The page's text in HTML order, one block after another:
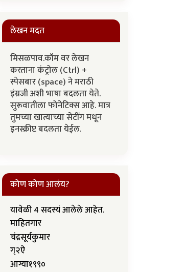
लेखन मदत
मिसळपाव.कॉम वर लेखन
करताना कंट्रोल (Ctrl) +
स्पेसबार (space) ने मराठी
इंग्रजी अशी भाषा बदलता येते.
सुरूवातीला फोनेटिक्स आहे. मात्र
तुमच्या खात्याच्या सेटींग मधून
इनस्क्रीप्ट बदलता येईल.
कोण कोण आलंय?
यावेळी 4 सदस्यं आलेले आहेत.
माहितगार
चंद्रसूर्यकुमार
ग्२ऐ
आग्या१९९०